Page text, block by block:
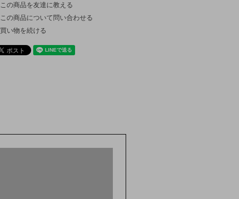
この商品を友達に教える
この商品について問い合わせる
買い物を続ける